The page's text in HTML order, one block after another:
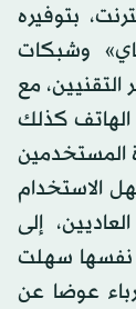
بتوفيره
وشبكات
مع
كذلك
المستخدمين
الاستخدام
إلى
نفسها سهلت
عوضا عن